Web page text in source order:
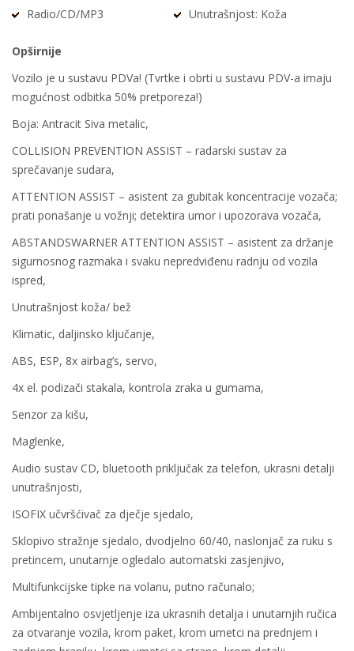
Radio/CD/MP3
Unutrašnjost: Koža
Opširnije
Vozilo je u sustavu PDVa! (Tvrtke i obrti u sustavu PDV-a imaju
mogućnost odbitka 50% pretporeza!)
Boja: Antracit Siva metalic,
COLLISION PREVENTION ASSIST – radarski sustav za
sprečavanje sudara,
ATTENTION ASSIST – asistent za gubitak koncentracije vozača;
prati ponašanje u vožnji; detektira umor i upozorava vozača,
ABSTANDSWARNER ATTENTION ASSIST – asistent za držanje
sigurnosnog razmaka i svaku nepredviđenu radnju od vozila
ispred,
Unutrašnjost koža/ bež
Klimatic, daljinsko ključanje,
ABS, ESP, 8x airbag’s, servo,
4x el. podizači stakala, kontrola zraka u gumama,
Senzor za kišu,
Maglenke,
Audio sustav CD, bluetooth priključak za telefon, ukrasni detalji
unutrašnjosti,
ISOFIX učvršćivač za dječje sjedalo,
Sklopivo stražnje sjedalo, dvodjelno 60/40, naslonjač za ruku s
pretincem, unutarnje ogledalo automatski zasjenjivo,
Multifunkcijske tipke na volanu, putno računalo;
Ambijentalno osvjetljenje iza ukrasnih detalja i unutarnjih ručica
za otvaranje vozila, krom paket, krom umetci na prednjem i